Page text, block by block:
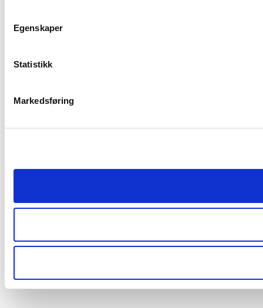
Egenskaper
Statistikk
Markedsføring